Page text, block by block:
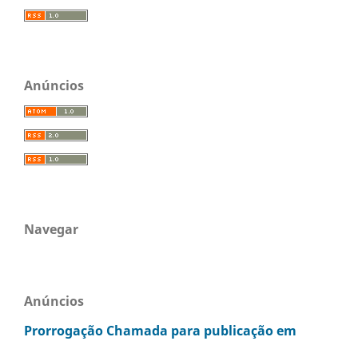
Anúncios
Navegar
Anúncios
Prorrogação Chamada para publicação em